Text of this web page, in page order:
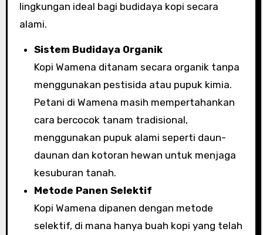
lingkungan ideal bagi budidaya kopi secara
alami.
Sistem Budidaya Organik
Kopi Wamena ditanam secara organik tanpa
menggunakan pestisida atau pupuk kimia.
Petani di Wamena masih mempertahankan
cara bercocok tanam tradisional,
menggunakan pupuk alami seperti daun-
daunan dan kotoran hewan untuk menjaga
kesuburan tanah.
Metode Panen Selektif
Kopi Wamena dipanen dengan metode
selektif, di mana hanya buah kopi yang telah